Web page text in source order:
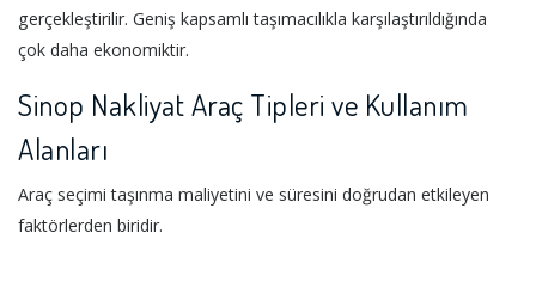
gerçekleştirilir. Geniş kapsamlı taşımacılıkla karşılaştırıldığında
çok daha ekonomiktir.
Sinop Nakliyat Araç Tipleri ve Kullanım
Alanları
Araç seçimi taşınma maliyetini ve süresini doğrudan etkileyen
faktörlerden biridir.